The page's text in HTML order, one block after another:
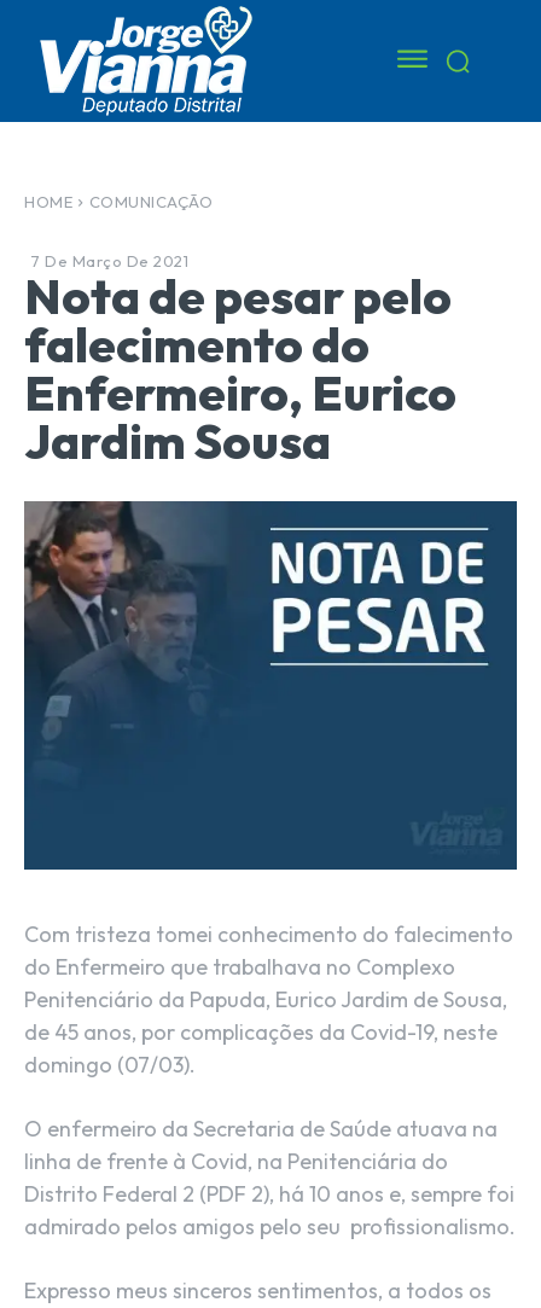
HOME COMUNICAÇÃO
7 De Março De 2021
Nota de pesar pelo
falecimento do
Enfermeiro, Eurico
Jardim Sousa
Com tristeza tomei conhecimento do falecimento
do Enfermeiro que trabalhava no Complexo
Penitenciário da Papuda, Eurico Jardim de Sousa,
de 45 anos, por complicações da Covid-19, neste
domingo (07/03).
O enfermeiro da Secretaria de Saúde atuava na
linha de frente à Covid, na Penitenciária do
Distrito Federal 2 (PDF 2), há 10 anos e, sempre foi
admirado pelos amigos pelo seu profissionalismo.
Expresso meus sinceros sentimentos, a todos os